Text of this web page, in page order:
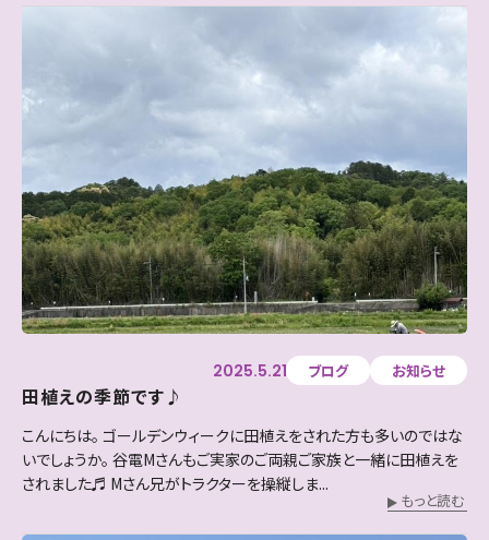
田植えの季節です♪
2025.5.21 ブログ お知らせ
こんにちは。 ゴールデンウィークに田植えをされた方も多いのではな
いでしょうか。 谷電Mさんもご実家のご両親ご家族と一緒に田植えを
されました♬ Mさん兄がトラクターを操縦しま...
もっと読む